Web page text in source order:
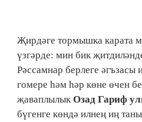
Җирдәге тормышка карата
үзгәрде: мин бик
Рәссамнар берлеге әгъзасы
гомере һәм һәр көне өчен
җаваплылыкОзад Гариф
бүгенге көндә илнең иң